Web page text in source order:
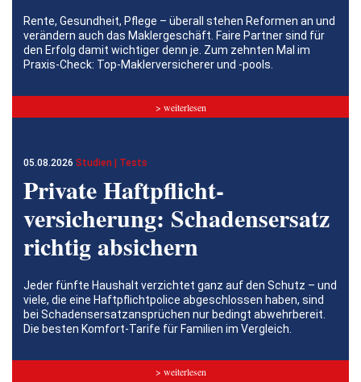
Rente, Gesundheit, Pflege – überall stehen Reformen an und
verändern auch das Maklergeschäft. Faire Partner sind für
den Erfolg damit wichtiger denn je. Zum zehnten Mal im
Praxis-Check: Top-Maklerversicherer und -pools.
> weiterlesen
05.08.2026 Studien | Tests
Private Haftpflicht­
versicherung: Schadensersatz
richtig absichern
Jeder fünfte Haushalt verzichtet ganz auf den Schutz – und
viele, die eine Haftpflichtpolice abgeschlossen haben, sind
bei Schadensersatzansprüchen nur bedingt abwehrbereit.
Die besten Komfort-Tarife für Familien im Vergleich.
> weiterlesen